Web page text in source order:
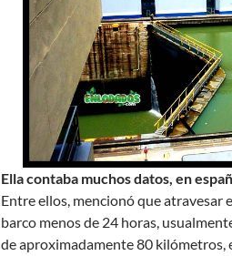
Ella contaba muchos datos, en
Entre ellos, mencionó que atravesar
barco menos de 24 horas,
de aproximadamente 80 kilómetros,